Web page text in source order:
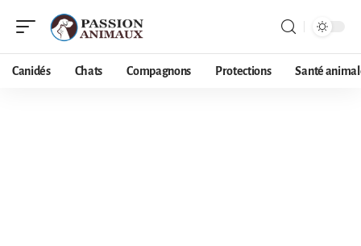
Canidés Chats Compagnons Protections Santé